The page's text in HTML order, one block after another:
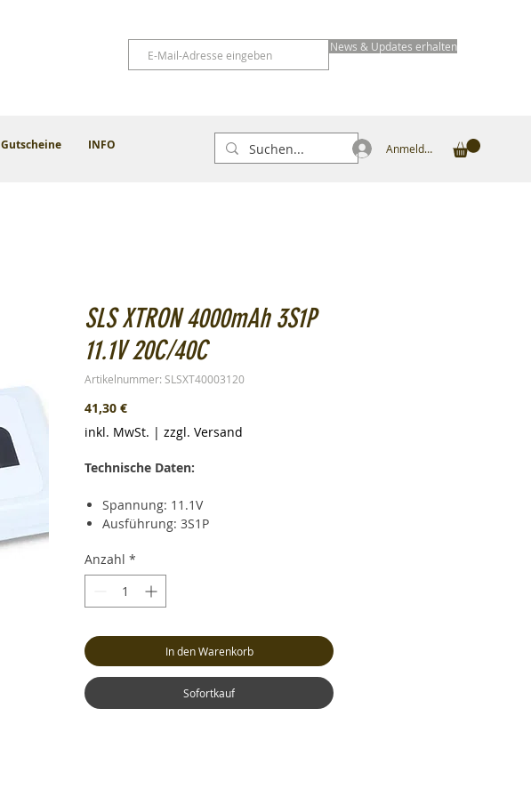
Gutscheine INFO
News & Updates erhalten
Anmelden
SLS XTRON 4000mAh 3S1P
11.1V 20C/40C
Artikelnummer: SLSXT40003120
41,30 €Preis
inkl. MwSt. | zzgl. Versand
Technische Daten:
Spannung: 11.1V
Ausführung: 3S1P
Dauerentladestrom: max. 20C (80.0A)
Kurzzeitiger Entladestrom: max. 40C
(160.0A)
Gewicht: ca. 288 Gramm (inkl. Kabel
und Stecker)
Balanceranschluss: XH
Stecksystem: XT60 (Buchse)
Anzahl *
In den Warenkorb
Sofortkauf